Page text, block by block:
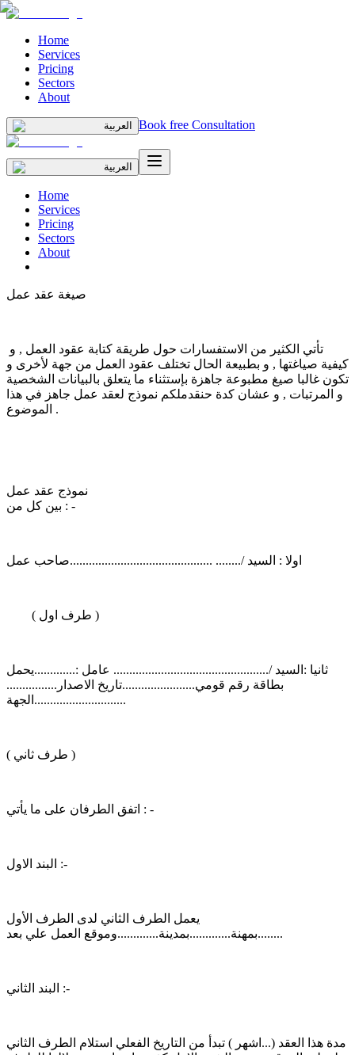
Home
Services
Pricing
Sectors
About
العربية Book free Consultation
العربية
Home
Services
Pricing
Sectors
About
صيغة عقد عمل
كيفية صياغتها , و بطبيعة الحال تختلف عقود العمل من جهة لأخرى و
تكون غالبا صيغ مطبوعة جاهزة بإستثناء ما يتعلق بالبيانات الشخصية
و المرتبات , و عشان كدة حنقدملكم نموذج لعقد عمل جاهز في هذا
الموضوع .
نموذج عقد عمل
بين كل من : -
( طرف اول )
ثانيا :السيد /................................................. عامل :.............يحمل
بطاقة رقم قومي.......................تاريخ الاصدار................
الجهة.............................
( طرف ثاني )
اتفق الطرفان على ما يأتي : -
البند الاول :-
يعمل الطرف الثاني لدى الطرف الأول
بمهنة.............بمدينة.............وموقع العمل علي بعد........
البند الثاني :-
مدة هذا العقد (...اشهر ) تبدأ من التاريخ الفعلي استلام الطرف الثاني